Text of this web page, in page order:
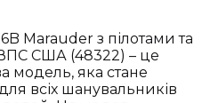
Marauder з пілотами та
США (48322) – це
модель, яка стане
всіх шанувальників